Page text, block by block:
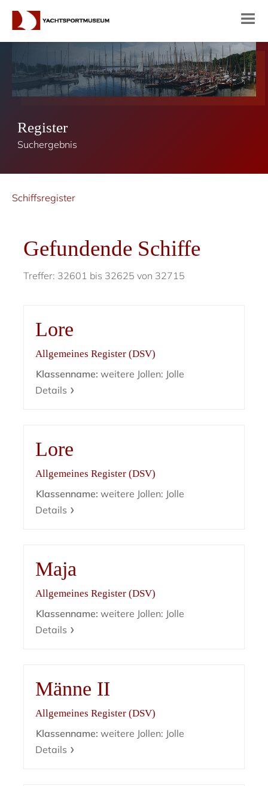
Register
Suchergebnis
Schiffsregister
Gefundende Schiffe
Treffer: 32601 bis 32625 von 32715
Lore
Allgemeines Register (DSV)
Klassenname: weitere Jollen: Jolle
Details
Lore
Allgemeines Register (DSV)
Klassenname: weitere Jollen: Jolle
Details
Maja
Allgemeines Register (DSV)
Klassenname: weitere Jollen: Jolle
Details
Männe II
Allgemeines Register (DSV)
Klassenname: weitere Jollen: Jolle
Details